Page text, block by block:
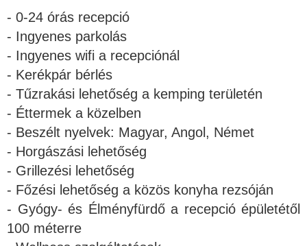
- 0-24 órás recepció
- Ingyenes parkolás
- Ingyenes wifi a recepciónál
- Kerékpár bérlés
- Tűzrakási lehetőség a kemping területén
- Éttermek a közelben
- Beszélt nyelvek: Magyar, Angol, Német
- Horgászási lehetőség
- Grillezési lehetőség
- Főzési lehetőség a közös konyha rezsóján
- Gyógy- és Élményfürdő a recepció épületétől
100 méterre